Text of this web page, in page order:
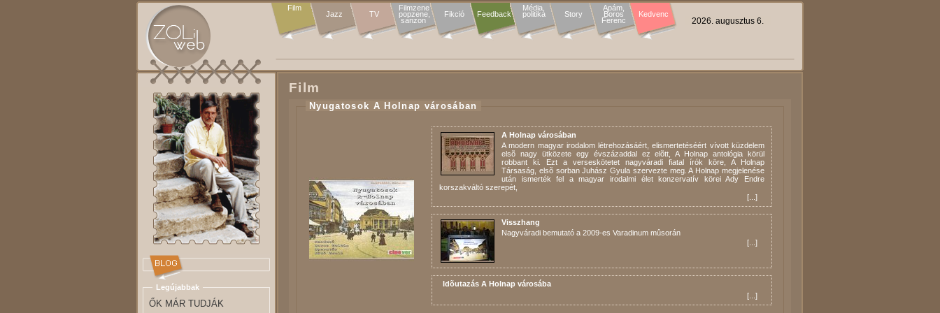
Film
Jazz TV
Filmzene
popzene,
sanzon
Fikció Feedback
Média,
politika Story
Apám,
Boros
Ferenc
Kedvenc
2026. augusztus 6.
Film
Nyugatosok A Holnap városában
A Holnap városában
A modern magyar irodalom létrehozásáért, elismertetéséért vívott küzdelem
elsõ nagy ütközete egy évszázaddal ez elõtt, A Holnap antológia körül
robbant ki. Ezt a verseskötetet nagyváradi fiatal írók köre, A Holnap
Társaság, elsõ sorban Juhász Gyula szervezte meg. A Holnap megjelenése
után ismerték fel a magyar irodalmi élet konzervatív körei Ady Endre
korszakváltó szerepét,
[
]
Visszhang
Nagyváradi bemutató a 2009-es Varadinum mûsorán
[
]
Idõutazás A Holnap városába
[
]
Legújabbak
ŐK MÁR TUDJÁK